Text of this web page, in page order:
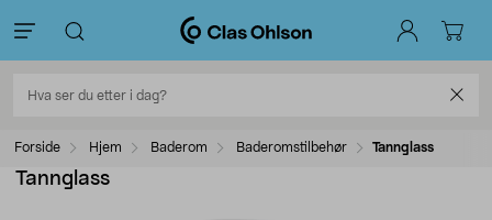
Forside Hjem Baderom Baderomstilbehør Tannglass
Tannglass